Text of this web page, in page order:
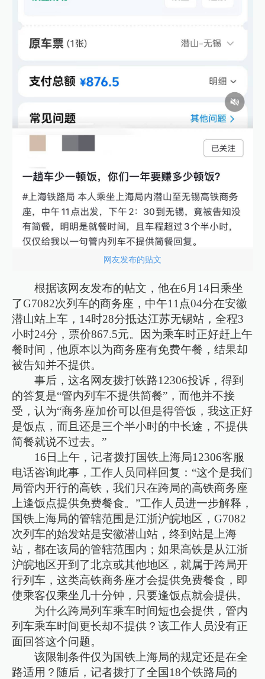
网友发布的贴文
根据该网友发布的帖文，他在6月14日乘坐
了G7082次列车的商务座，中午11点04分在安徽
潜山站上车，14时28分抵达江苏无锡站，全程3
小时24分，票价867.5元。因为乘车时正好赶上午
餐时间，他原本以为商务座有免费午餐，结果却
被告知并不提供。
事后，这名网友拨打铁路12306投诉，得到
的答复是“管内列车不提供简餐”，而他并不接
受，认为“商务座加价可以但是得管饭，我这正好
是饭点，而且还是三个半小时的中长途，不提供
简餐就说不过去。”
16日上午，记者拨打国铁上海局12306客服
电话咨询此事，工作人员同样回复：“这个是我们
局管内开行的高铁，我们只在跨局的高铁商务座
上逢饭点提供免费餐食。”工作人员进一步解释，
国铁上海局的管辖范围是江浙沪皖地区，G7082
次列车的始发站是安徽潜山站，终到站是上海
站，都在该局的管辖范围内；如果高铁是从江浙
沪皖地区开到了北京或其他地区，就属于跨局开
行列车，这类高铁商务座才会提供免费餐食，即
使乘客仅乘坐几十分钟，只要逢饭点就会提供。
为什么跨局列车乘车时间短也会提供，管内
列车乘车时间更长却不提供？该工作人员没有正
面回答这个问题。
该限制条件仅为国铁上海局的规定还是在全
路适用？随后，记者拨打了全国18个铁路局的